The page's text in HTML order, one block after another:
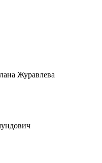
Журавлева